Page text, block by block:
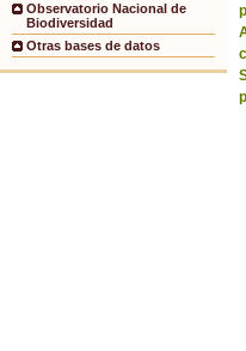
Observatorio Nacional de
Biodiversidad
Otras bases de datos